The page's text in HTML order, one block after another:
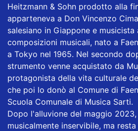
Heitzmann & Sohn prodotto alla
apparteneva a Don Vincenzo
salesiano in Giappone e
composizioni musicali, nato a
a Tokyo nel 1965. Nel secondo
strumento venne acquistato da
protagonista della vita culturale
che poi lo donò al Comune di
Scuola Comunale di Musica Sarti.
Dopo l'alluvione del maggio
musicalmente inservibile, ma